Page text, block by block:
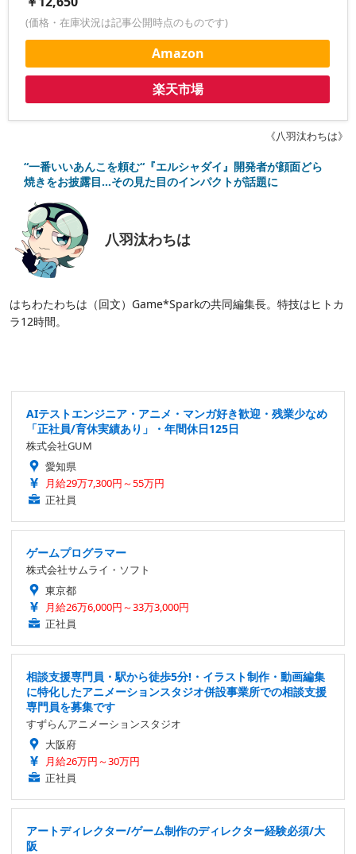
(価格・在庫状況は記事公開時点のものです)
Amazon
楽天市場
《八羽汰わちは》
“一番いいあんこを頼む“『エルシャダイ』開発者が顔面どら
焼きをお披露目…その見た目のインパクトが話題に
八羽汰わちは
はちわたわちは（回文）Game*Sparkの共同編集長。特技はヒトカ
ラ12時間。
AIテストエンジニア・アニメ・マンガ好き歓迎・残業少なめ
「正社員/育休実績あり」・年間休日125日
株式会社GUM
愛知県
月給29万7,300円～55万円
正社員
ゲームプログラマー
株式会社サムライ・ソフト
東京都
月給26万6,000円～33万3,000円
正社員
相談支援専門員・駅から徒歩5分!・イラスト制作・動画編集
に特化したアニメーションスタジオ併設事業所での相談支援
専門員を募集です
すずらんアニメーションスタジオ
大阪府
月給26万円～30万円
正社員
アートディレクター/ゲーム制作のディレクター経験必須/大
阪